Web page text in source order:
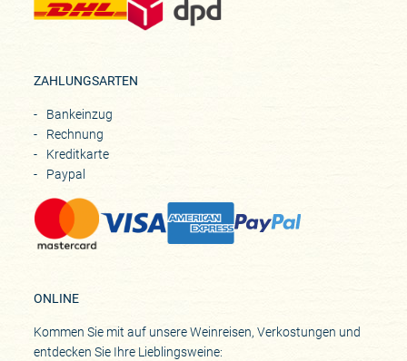
ZAHLUNGSARTEN
Bankeinzug
Rechnung
Kreditkarte
Paypal
ONLINE
Kommen Sie mit auf unsere Weinreisen, Verkostungen und
entdecken Sie Ihre Lieblingsweine: